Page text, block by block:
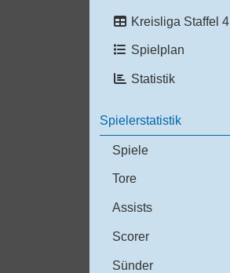
Kreisliga Staffel 4
Spielplan
Statistik
Spielerstatistik
Spiele
Tore
Assists
Scorer
Sünder